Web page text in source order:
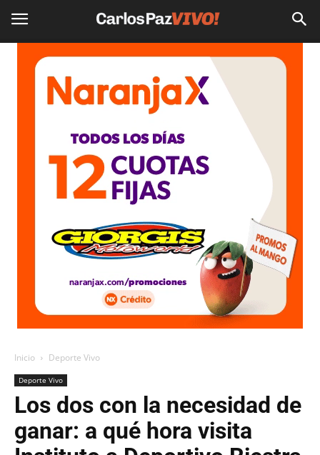
Inicio Deporte Vivo
Deporte Vivo
Los dos con la necesidad de
ganar: a qué hora visita